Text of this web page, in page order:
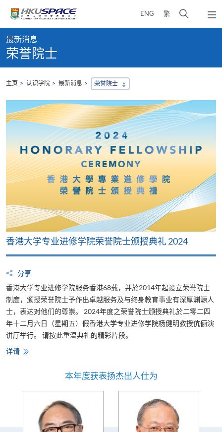
content
ENG 繁
开
弹
出
content
start
最新消息
荣誉院士
主页 认识学院 最新消息 荣誉院士
香港大学专业进修学院荣誉院士颁授典礼 2024
分享
香港大学专业进修学院服务香港68载，并於2014年起设立荣誉院士
制度，颁授荣誉院士予作出卓越服务及与终身教育事业有深厚渊源人
士，表达对他们的尊崇。 2024年度之荣誉院士颁授典礼於二零二四
年十二月六日（星期五）假香港大学专业进修学院杨健明教授伉俪演
讲厅举行。 请按此重温典礼的精彩片段。
详请
本年度获表扬杰出人仕为